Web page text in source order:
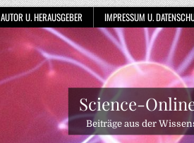
AUTOR U. HERAUSGEBER IMPRESSUM U.
Science-
Beiträge aus der